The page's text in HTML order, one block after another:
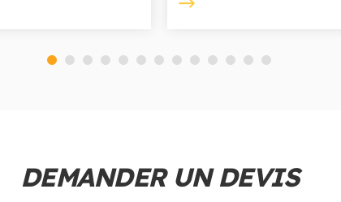
DEMANDER UN DEVIS